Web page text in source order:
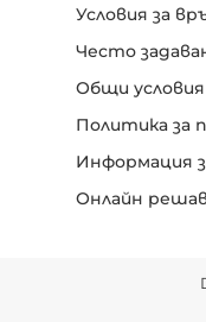
Условия за
Често
Общи условия
Политика за
Информация
Онлайн